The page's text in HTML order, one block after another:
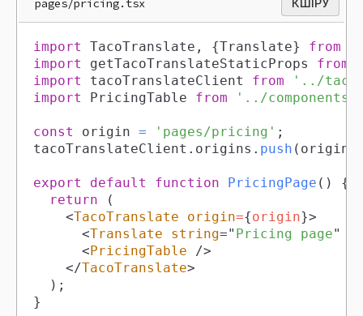
pages/pricing.tsx КӨШІРУ
import TacoTranslate , {Translate} from
import
getTacoTranslateStaticProps from
import
tacoTranslateClient from
'../
import
PricingTable from '../
const origin = 'pages/pricing' ;
tacoTranslateClient . origins . push ( origin
export default function PricingPage ( )
{
return
(
<TacoTranslate origin={origin}>
<Translate string=" Pricing page"
<PricingTable
/>
</TacoTranslate>
) ;
}